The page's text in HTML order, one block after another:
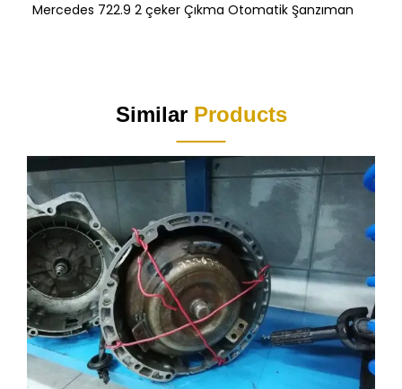
Mercedes 722.9 2 çeker Çıkma Otomatik Şanzıman
Similar Products